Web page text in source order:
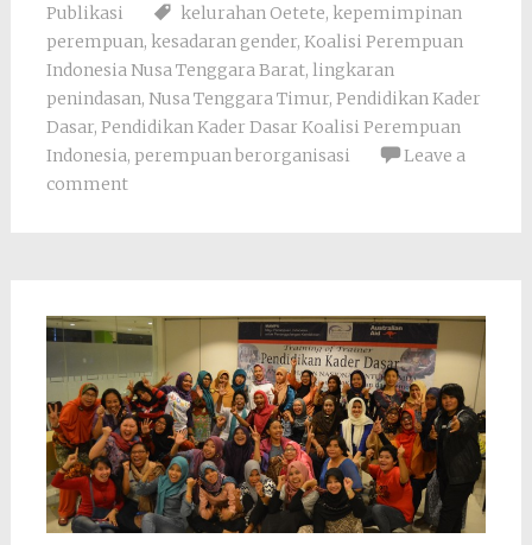
Publikasi
kelurahan Oetete, kepemimpinan
perempuan, kesadaran gender, Koalisi Perempuan
Indonesia Nusa Tenggara Barat, lingkaran
penindasan, Nusa Tenggara Timur, Pendidikan Kader
Dasar, Pendidikan Kader Dasar Koalisi Perempuan
Indonesia, perempuan berorganisasi
Leave a
comment